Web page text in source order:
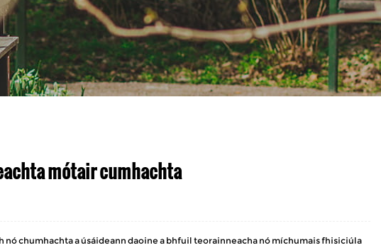
mótair cumhachta
chumhachta a úsáideann daoine a bhfuil teorainneacha nó míchumais fhisiciúla